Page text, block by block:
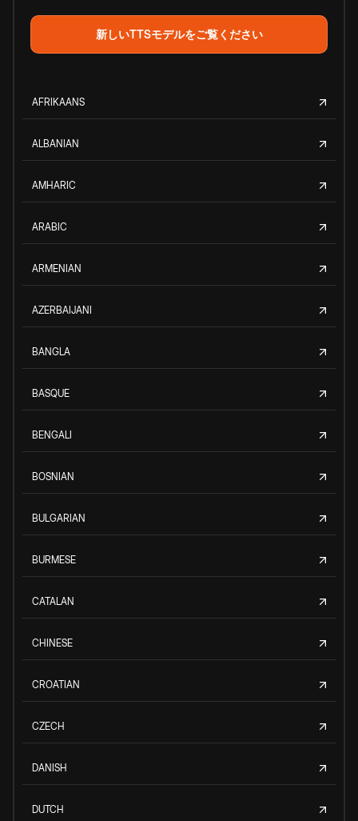
新しいTTSモデルをご覧ください
AFRIKAANS
ALBANIAN
AMHARIC
ARABIC
ARMENIAN
AZERBAIJANI
BANGLA
BASQUE
BENGALI
BOSNIAN
BULGARIAN
BURMESE
CATALAN
CHINESE
CROATIAN
CZECH
DANISH
DUTCH